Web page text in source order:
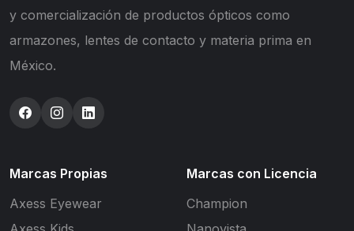
y comercialización de productos ópticos como
armazones, lentes de contacto y materia prima en
México.
Marcas Propias
Axess Eyewear
Marcas con Licencia
Champion